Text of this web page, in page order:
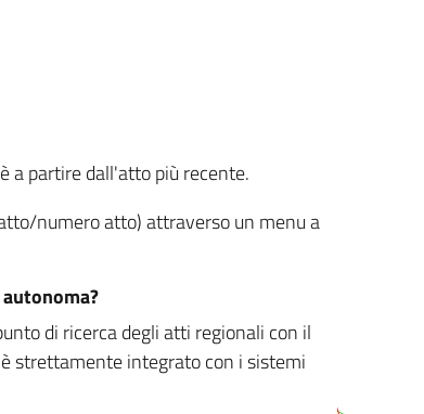
a partire dall'atto più recente.
numero atto) attraverso un menu a
di ricerca degli atti regionali con il
strettamente integrato con i sistemi